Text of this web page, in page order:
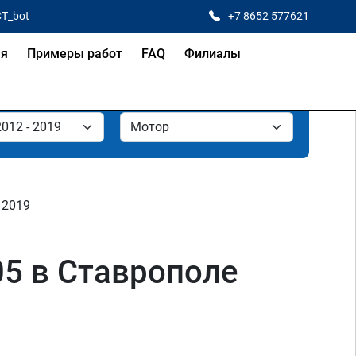
+7 8652 577621
Примеры работ FAQ Филиалы
в Ставрополе